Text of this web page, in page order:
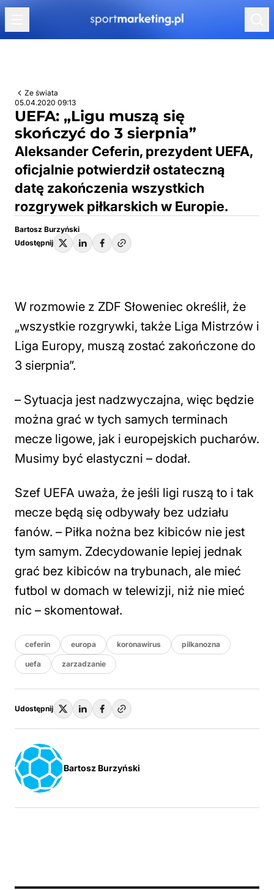
Przejdź do treści
Ze świata
05.04.2020 09:13
UEFA: „Ligu muszą się
skończyć do 3 sierpnia”
Aleksander Ceferin, prezydent UEFA,
oficjalnie potwierdził ostateczną
datę zakończenia wszystkich
rozgrywek piłkarskich w Europie.
Bartosz Burzyński
Udostępnij
W rozmowie z ZDF Słoweniec określił, że
„wszystkie rozgrywki, także Liga Mistrzów i
Liga Europy, muszą zostać zakończone do
3 sierpnia”.
– Sytuacja jest nadzwyczajna, więc będzie
można grać w tych samych terminach
mecze ligowe, jak i europejskich pucharów.
Musimy być elastyczni – dodał.
Szef UEFA uważa, że jeśli ligi ruszą to i tak
mecze będą się odbywały bez udziału
fanów. – Piłka nożna bez kibiców nie jest
tym samym. Zdecydowanie lepiej jednak
grać bez kibiców na trybunach, ale mieć
futbol w domach w telewizji, niż nie mieć
nic – skomentował.
ceferin europa koronawirus pilkanozna
uefa zarzadzanie
Udostępnij
Bartosz Burzyński